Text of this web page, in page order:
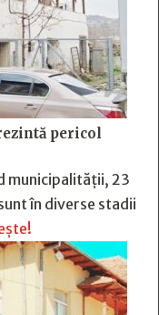
pericol
municipalității, 23
în diverse stadii